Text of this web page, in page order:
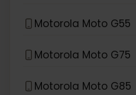
Motorola Moto G55
Motorola Moto G75
Motorola Moto G85